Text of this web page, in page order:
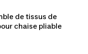
de tissus de
chaise pliable